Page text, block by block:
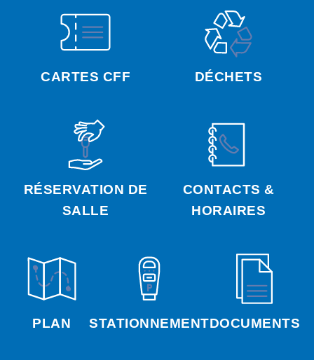
CARTES CFF DÉCHETS
RÉSERVATION DE
SALLE
CONTACTS &
HORAIRES
PLAN STATIONNEMENTDOCUMENTS